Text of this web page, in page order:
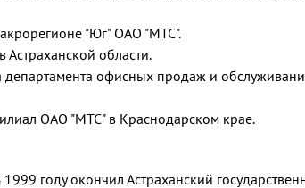
"Юг" ОАО "МТС".
области.
офисных продаж и
ОАО "МТС" в Краснодарском крае.
году окончил Астраханский